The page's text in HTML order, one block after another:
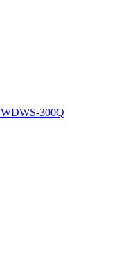
300Q